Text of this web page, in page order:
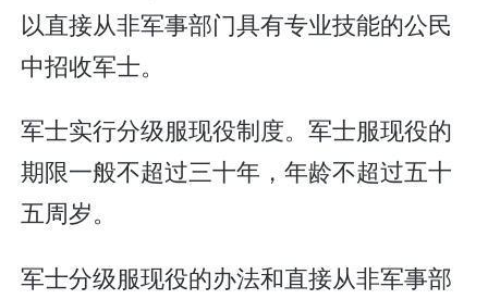
以直接从非军事部门具有专业技能的公民
中招收军士。
军士实行分级服现役制度。军士服现役的
期限一般不超过三十年，年龄不超过五十
五周岁。
军士分级服现役的办法和直接从非军事部